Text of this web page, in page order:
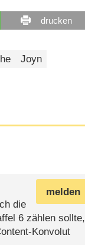
drucken
Joyn
melden
die
6 zählen sollte,
Konvolut